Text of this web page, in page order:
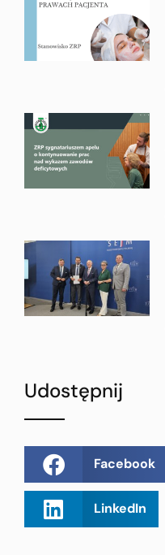
Udostępnij
Facebook
LinkedIn